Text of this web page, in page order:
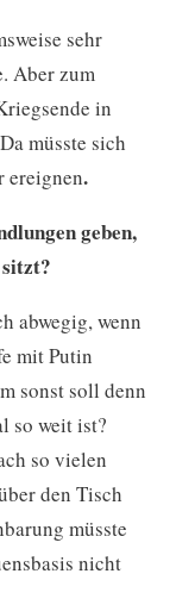
sehr
Aber zum
in
müsste sich
ereignen.
geben,
abwegig, wenn
mit Putin
sonst soll denn
so weit ist?
so vielen
den Tisch
müsste
nicht